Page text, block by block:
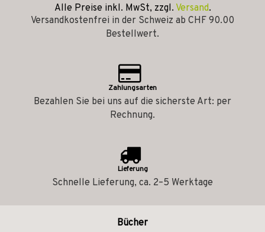
Alle Preise inkl. MwSt, zzgl. Versand.
Versandkostenfrei in der Schweiz ab CHF 90.00
Bestellwert.
Zahlungsarten
Bezahlen Sie bei uns auf die sicherste Art: per
Rechnung.
Lieferung
Schnelle Lieferung, ca. 2–5 Werktage
Bücher